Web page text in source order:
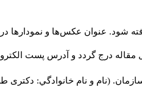
شود. عنوان عکس‌ها و نمودارها در
درج گردد و آدرس پست
(نام و نام خانوادگي: دکتری